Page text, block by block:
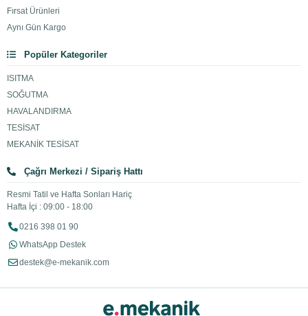
Fırsat Ürünleri
Aynı Gün Kargo
Popüler Kategoriler
ISITMA
SOĞUTMA
HAVALANDIRMA
TESİSAT
MEKANİK TESİSAT
Çağrı Merkezi / Sipariş Hattı
Resmi Tatil ve Hafta Sonları Hariç
Hafta İçi : 09:00 - 18:00
0216 398 01 90
WhatsApp Destek
destek@e-mekanik.com